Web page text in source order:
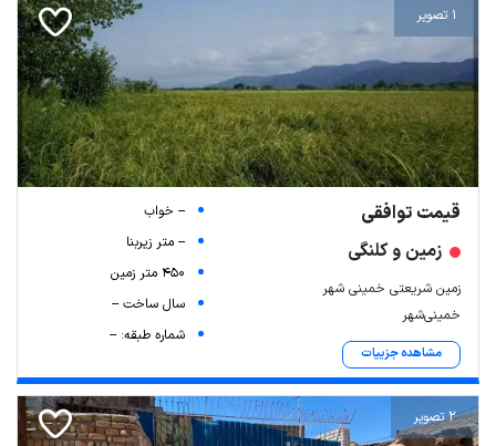
1 تصویر
قیمت توافقی
زمین و کلنگی
زمین شریعتی خمینی شهر
خمینی‌شهر
مشاهده جزییات
-- خواب
-- متر زیربنا
450 متر زمین
سال ساخت --
شماره طبقه: --
2 تصویر